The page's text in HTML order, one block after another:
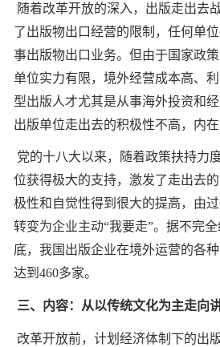
随着改革开放的深入，出版走出去
了出版物出口经营的限制，任何单
事出版物出口业务。但由于国家政
单位实力有限，境外经营成本高、
型出版人才尤其是从事海外投资和
出版单位走出去的积极性不高，内在
党的十八大以来，随着政策扶持力
位获得极大的支持，激发了走出去
极性和自觉性得到很大的提高，由
转变为企业主动“我要走”。据不完
底，我国出版企业在境外运营的各
达到460多家。
三、内容：从以传统文化为主走向
改革开放前，计划经济体制下的出